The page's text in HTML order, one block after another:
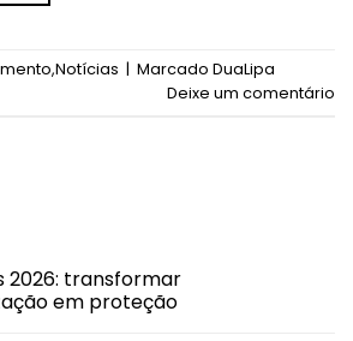
2026: transformar
em proteção
,Notícias | Marcado DuaLipa
Deixe um comentário